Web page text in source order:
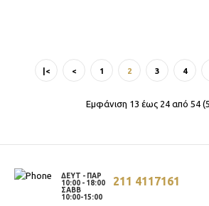
|< < 1 2 3 4
Εμφάνιση 13 έως 24 από 54
ΔΕΥΤ - ΠΑΡ
10:00 - 18:00
ΣΑΒΒ
10:00-15:00
211 4117161